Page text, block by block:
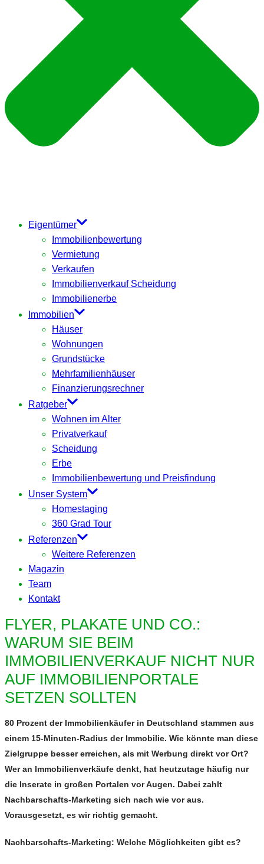
Eigentümer
Immobilienbewertung
Vermietung
Verkaufen
Immobilienverkauf Scheidung
Immobilienerbe
Immobilien
Häuser
Wohnungen
Grundstücke
Mehrfamilienhäuser
Finanzierungsrechner
Ratgeber
Wohnen im Alter
Privatverkauf
Scheidung
Erbe
Immobilienbewertung und Preisfindung
Unser System
Homestaging
360 Grad Tour
Referenzen
Weitere Referenzen
Magazin
Team
Kontakt
FLYER, PLAKATE UND CO.:
WARUM SIE BEIM
IMMOBILIENVERKAUF NICHT NUR
AUF IMMOBILIENPORTALE
SETZEN SOLLTEN
80 Prozent der Immobilienkäufer in Deutschland stammen aus
einem 15-Minuten-Radius der Immobilie. Wie könnte man diese
Zielgruppe besser erreichen, als mit Werbung direkt vor Ort?
Wer an Immobilienverkäufe denkt, hat heutzutage häufig nur
die Inserate in großen Portalen vor Augen. Dabei zahlt
Nachbarschafts-Marketing sich nach wie vor aus.
Vorausgesetzt, es wir richtig gemacht.
Nachbarschafts-Marketing: Welche Möglichkeiten gibt es?